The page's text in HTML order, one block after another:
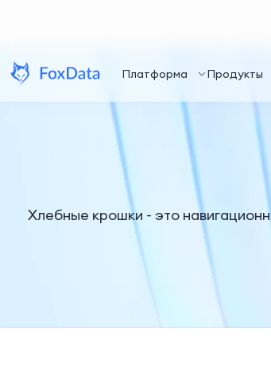
Платформа Продукты
Хлебные крошки - это